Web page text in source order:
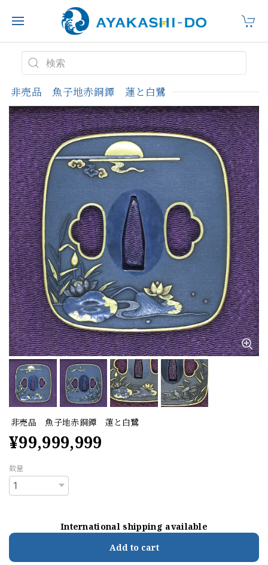
非売品 魚子地赤銅鐔 蓮と白鷺
非売品 魚子地赤銅鐔 蓮と白鷺
¥99,999,999
数量
International shipping available
Add to cart